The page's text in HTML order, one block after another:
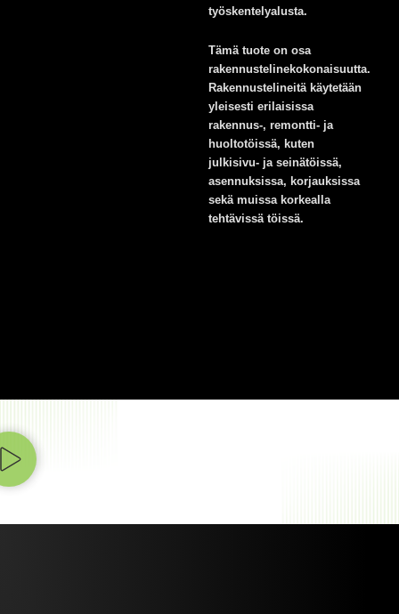
työskentelyalusta.
Tämä tuote on osa
rakennustelinekokonaisuutta.
Rakennustelineitä käytetään
yleisesti erilaisissa
rakennus-, remontti- ja
huoltotöissä, kuten
julkisivu- ja seinätöissä,
asennuksissa, korjauksissa
sekä muissa korkealla
tehtävissä töissä.